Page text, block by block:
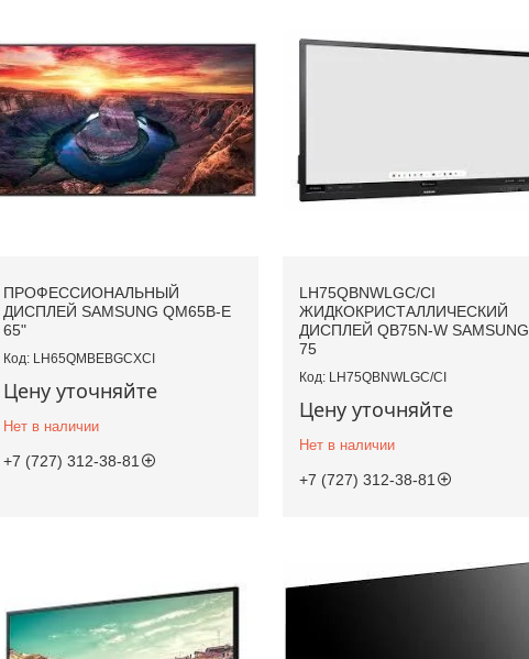
ПРОФЕССИОНАЛЬНЫЙ
ДИСПЛЕЙ SAMSUNG QM65B-E
65"
LH65QMBEBGCXCI
Цену уточняйте
Нет в наличии
+7 (727) 312-38-81
LH75QBNWLGC/CI
ЖИДКОКРИСТАЛЛИЧЕСКИЙ
ДИСПЛЕЙ QB75N-W SAMSUNG
75
LH75QBNWLGC/CI
Цену уточняйте
Нет в наличии
+7 (727) 312-38-81